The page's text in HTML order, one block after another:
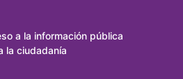
a la información pública
la ciudadanía